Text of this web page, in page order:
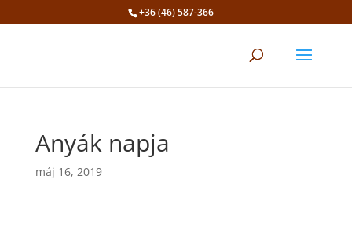
+36 (46) 587-366
Anyák napja
máj 16, 2019